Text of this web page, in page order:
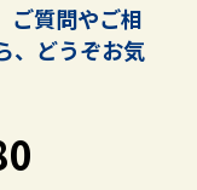
ご質問やご相
どうぞお気